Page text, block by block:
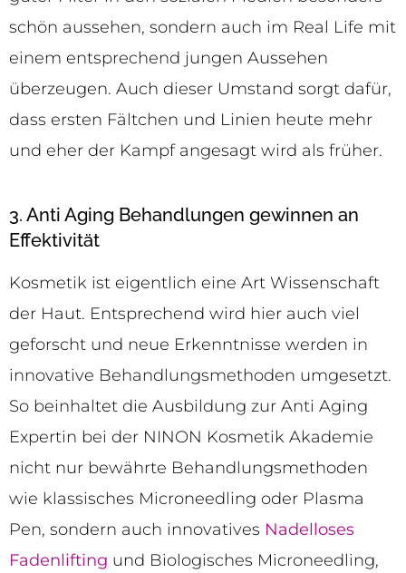
schön aussehen, sondern auch im Real Life mit
einem entsprechend jungen Aussehen
überzeugen. Auch dieser Umstand sorgt dafür,
dass ersten Fältchen und Linien heute mehr
und eher der Kampf angesagt wird als früher.
3. Anti Aging Behandlungen gewinnen an
Effektivität
Kosmetik ist eigentlich eine Art Wissenschaft
der Haut. Entsprechend wird hier auch viel
geforscht und neue Erkenntnisse werden in
innovative Behandlungsmethoden umgesetzt.
So beinhaltet die Ausbildung zur Anti Aging
Expertin bei der NINON Kosmetik Akademie
nicht nur bewährte Behandlungsmethoden
wie klassisches Microneedling oder Plasma
Pen, sondern auch innovatives Nadelloses
Fadenlifting und Biologisches Microneedling,